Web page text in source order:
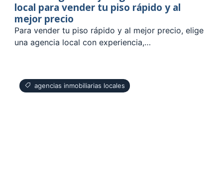
local para vender tu piso rápido y al
mejor precio
Para vender tu piso rápido y al mejor precio, elige
una agencia local con experiencia,…
agencias inmobiliarias locales